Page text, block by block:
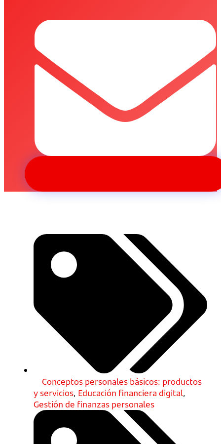
Conceptos personales básicos: productos
y servicios, Educación financiera digital,
Gestión de finanzas personales